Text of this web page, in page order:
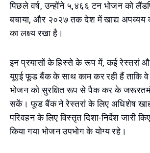
पिछले वर्ष, उन्होंने ५,४६६ टन भोजन को
बचाया, और २०२७ तक देश में खाद्य अपव्यय
का लक्ष्य रखा है।
इन प्रयासों के हिस्से के रूप में, कई रेस्तरां
यूएई फूड बैंक के साथ काम कर रही हैं ताकि
भोजन को सुरक्षित रूप से पैक कर के
सकें। फूड बैंक ने रेस्तरां के लिए अधिशेष
परिवहन के लिए विस्तृत दिशा-निर्देश जारी
किया गया भोजन उपभोग के योग्य रहे।